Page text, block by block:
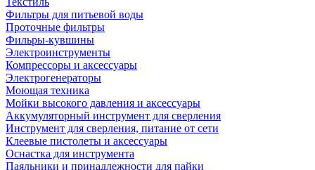
Фильтры для питьевой воды
Проточные фильтры
Фильры-кувшины
Электроинструменты
Компрессоры и аксессуары
Электрогенераторы
Моющая техника
Мойки высокого давления и аксессуары
Аккумуляторный инструмент для сверления
Инструмент для сверления, питание от сети
Клеевые пистолеты и аксессуары
Оснастка для инструмента
Паяльники и принадлежности для пайки